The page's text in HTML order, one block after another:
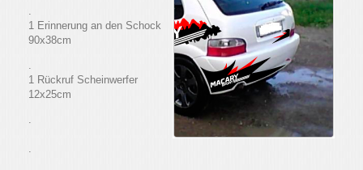
.
1 Erinnerung an den Schock
90x38cm
.
1 Rückruf Scheinwerfer
12x25cm
.
.